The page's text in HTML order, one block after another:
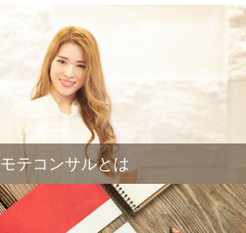
モテコンサルとは